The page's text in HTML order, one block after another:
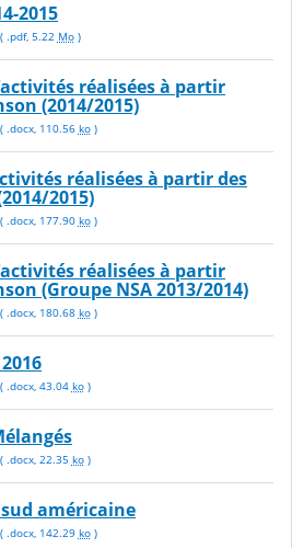
2015
.pdf, 5.22 Mo)
réalisées à partir
(2014/2015)
.docx, 110.56 ko)
réalisées à partir des
2015)
.docx, 177.90 ko)
réalisées à partir
(Groupe NSA 2013/2014)
.docx, 180.68 ko)
.docx, 43.04 ko)
.docx, 22.35 ko)
américaine
.docx, 142.29 ko)